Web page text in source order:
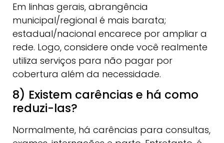
Em linhas gerais, abrangência
municipal/regional é mais barata;
estadual/nacional encarece por ampliar a
rede. Logo, considere onde você realmente
utiliza serviços para não pagar por
cobertura além da necessidade.
8) Existem carências e há como
reduzi-las?
Normalmente, há carências para consultas,